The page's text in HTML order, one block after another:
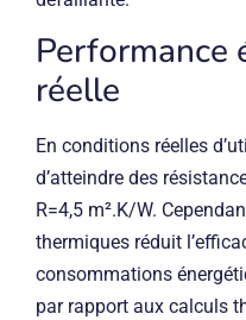
Performance
réelle
En conditions réelles
d’atteindre des
R=4,5 m².K/W.
thermiques réduit
consommations
par rapport aux calculs